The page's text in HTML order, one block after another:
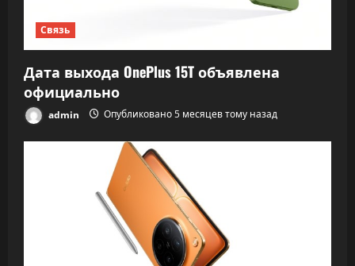
Связь
Дата выхода OnePlus 15T объявлена
официально
admin Опубликовано 5 месяцев тому назад